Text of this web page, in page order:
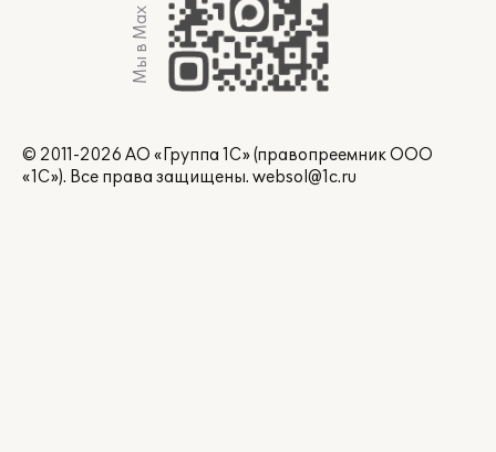
Мы в Max
© 2011-2026 АО «Группа 1С» (правопреемник ООО
«1С»). Все права защищены. websol@1c.ru